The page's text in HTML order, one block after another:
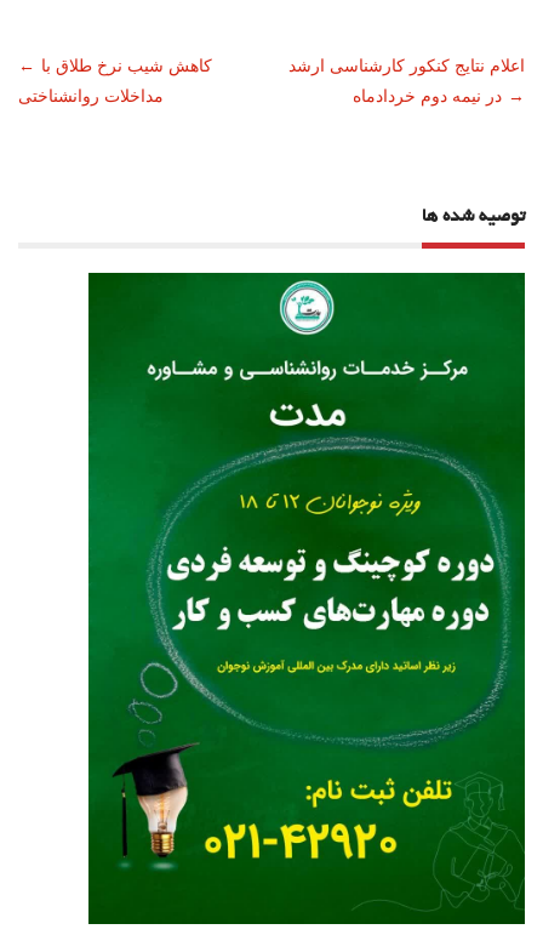
ناوبری
نوشته
← کاهش شیب نرخ طلاق با
مداخلات روانشناختی
اعلام نتایج کنکور کارشناسی ارشد
در نیمه دوم خردادماه →
توصیه شده ها